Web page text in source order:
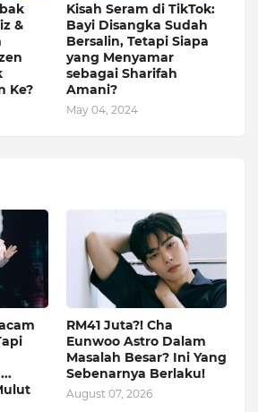
&
Ke?
Kisah Seram di TikTok:
Bayi Disangka Sudah
Bersalin, Tetapi Siapa
yang Menyamar
sebagai Sharifah
Amani?
May 04, 2024
RM41 Juta?! Cha
Eunwoo Astro Dalam
Masalah Besar? Ini Yang
Sebenarnya Berlaku!
August 07, 2026